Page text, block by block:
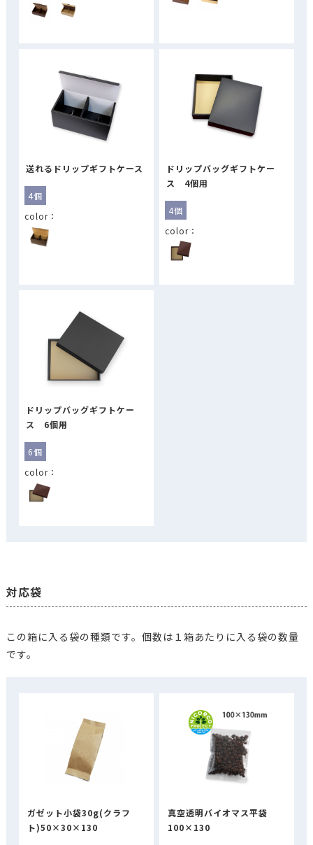
送れるドリップギフトケース
4個
ドリップバッグギフトケー
ス 4個用
4個
ドリップバッグギフトケー
ス 6個用
6個
対応袋
この箱に入る袋の種類です。個数は１箱あたりに入る袋の数量
です。
ガゼット小袋30g(クラフ
ト)50×30×130
真空透明バイオマス平袋
100×130